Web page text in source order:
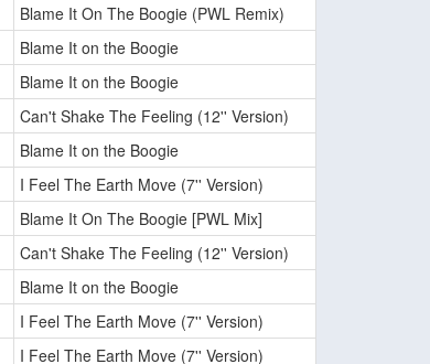
Blame It On The Boogie (PWL Remix)
Blame It on the Boogie
Blame It on the Boogie
Can't Shake The Feeling (12'' Version)
Blame It on the Boogie
I Feel The Earth Move (7'' Version)
Blame It On The Boogie [PWL Mix]
Can't Shake The Feeling (12'' Version)
Blame It on the Boogie
I Feel The Earth Move (7'' Version)
I Feel The Earth Move (7'' Version)